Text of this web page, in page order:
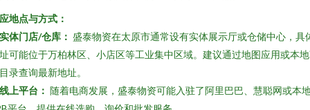
地点与方式：
实体门店/仓库： 盛泰物资在太原市通常设有实体展示厅或仓储中心，具
可能位于万柏林区、小店区等工业集中区域。建议通过地图应用或本
录查询最新地址。
线上平台： 随着电商发展，盛泰物资可能入驻了阿里巴巴、慧聪网或本